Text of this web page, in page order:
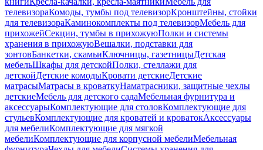
телевизораКомоды, тумбы под телевизорКронштейны, стойки
для телевизораКаминокомплекты под телевизорМебель для
прихожейСекции, тумбы в прихожуюПолки и системы
хранения в прихожуюВешалки, подставки для
зонтовБанкетки, скамьиКлючницы, газетницыДетская
мебельШкафы для детскойПолки, стеллажи для
детскойДетские комодыКровати детскиеДетские
матрасыМатрасы в кроваткуНаматрасники, защитные чехлы
детскиеМебель для детского садаМебельная фурнитура и
аксессуарыКомплектующие для столовКомплектующие для
стульевКомплектующие для кроватей и кроватокАксессуары
для мебелиКомплектующие для мягкой
мебелиКомплектующие для корпусной мебелиМебельная